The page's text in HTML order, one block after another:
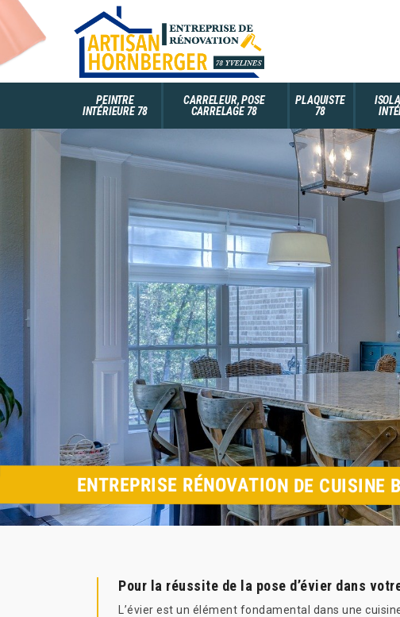
PEINTRE
INTÉRIEURE 78
CARRELEUR, POSE
CARRELAGE 78
PLAQUISTE
78
ENTREPRISE RÉNOVATION DE CUISINE
Pour la réussite de la pose d’évier dans
L’évier est un élément fondamental dans une